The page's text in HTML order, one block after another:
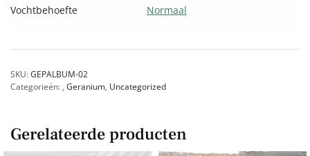
Vochtbehoefte Normaal
SKU:GEPALBUM-02
Categorieën: , Geranium, Uncategorized
Gerelateerde producten